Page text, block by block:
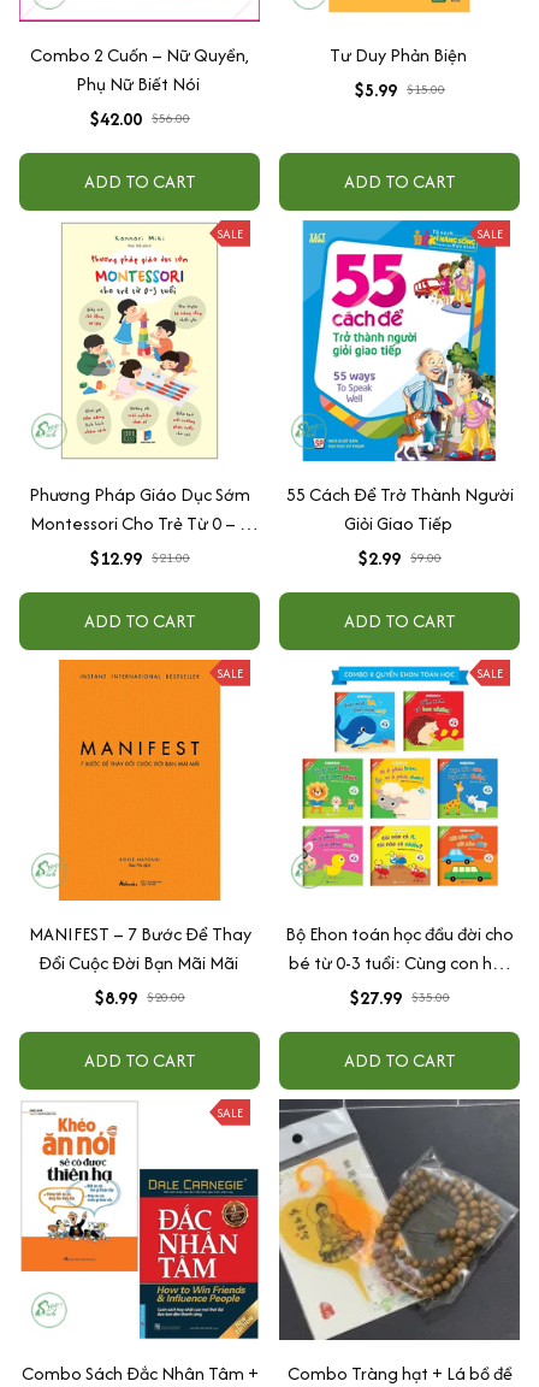
Combo 2 Cuốn – Nữ Quyền,
Phụ Nữ Biết Nói
$42.00 $56.00
ADD TO CART
Tư Duy Phản Biện
$5.99 $15.00
ADD TO CART
SALE
Phương Pháp Giáo Dục Sớm
Montessori Cho Trẻ Từ 0 – 3
Tuổi
$12.99 $21.00
ADD TO CART
SALE
55 Cách Để Trở Thành Người
Giỏi Giao Tiếp
$2.99 $9.00
ADD TO CART
SALE
MANIFEST – 7 Bước Để Thay
Đổi Cuộc Đời Bạn Mãi Mãi
$8.99 $20.00
ADD TO CART
SALE
Bộ Ehon toán học đầu đời cho
bé từ 0-3 tuổi: Cùng con học
toán (song ngữ Việt Anh)
$27.99 $35.00
ADD TO CART
SALE
Combo Sách Đắc Nhân Tâm +
Combo Tràng hạt + Lá bồ đề